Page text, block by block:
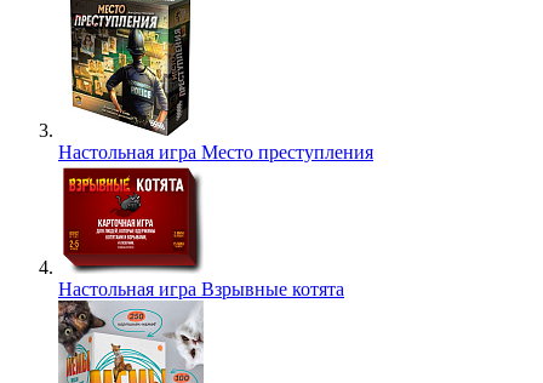
Настольная игра Место преступления
Настольная игра Взрывные котята